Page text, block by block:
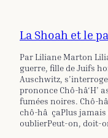
La Shoah et le
Par Liliane Marton
guerre, fille de Juifs
Auschwitz,
prononce Chô-hâ‘H’
fumées noires. Chô-
chô-hâ çaPlus jamais
oublierPeut-on, doit-